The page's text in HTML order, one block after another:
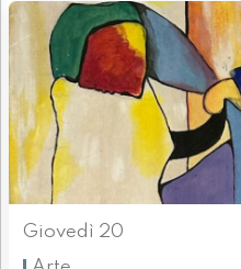
Giovedì 20